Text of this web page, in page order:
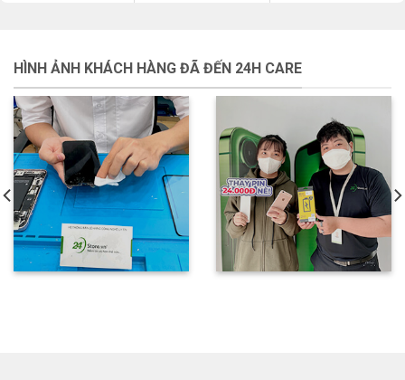
HÌNH ẢNH KHÁCH HÀNG ĐÃ ĐẾN 24H CARE